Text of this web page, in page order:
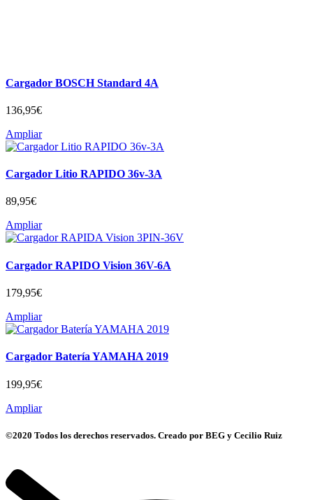
Cargador BOSCH Standard 4A
136,95€
Ampliar
Cargador Litio RAPIDO 36v-3A
89,95€
Ampliar
Cargador RAPIDO Vision 36V-6A
179,95€
Ampliar
Cargador Batería YAMAHA 2019
199,95€
Ampliar
©2020 Todos los derechos reservados. Creado por BEG y Cecilio Ruiz